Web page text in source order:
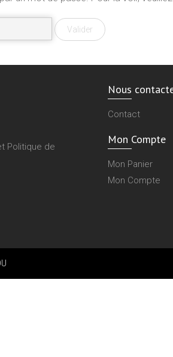
Politique de
Nous
Contact
Mon Compte
Mon Panier
Mon Compte